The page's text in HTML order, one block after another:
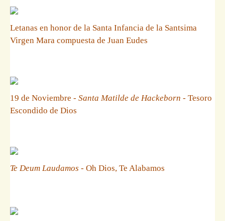
Letanas en honor de la Santa Infancia de la Santsima
Virgen Mara compuesta de Juan Eudes
19 de Noviembre - Santa Matilde de Hackeborn - Tesoro
Escondido de Dios
Te Deum Laudamos - Oh Dios, Te Alabamos